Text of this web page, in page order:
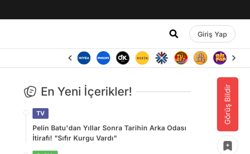
Giriş Yap
Görüş Bildir
En Yeni İçerikler!
TV
Pelin Batu'dan Yıllar Sonra Tarihin Arka Odası
İtirafı! "Sıfır Kurgu Vardı"